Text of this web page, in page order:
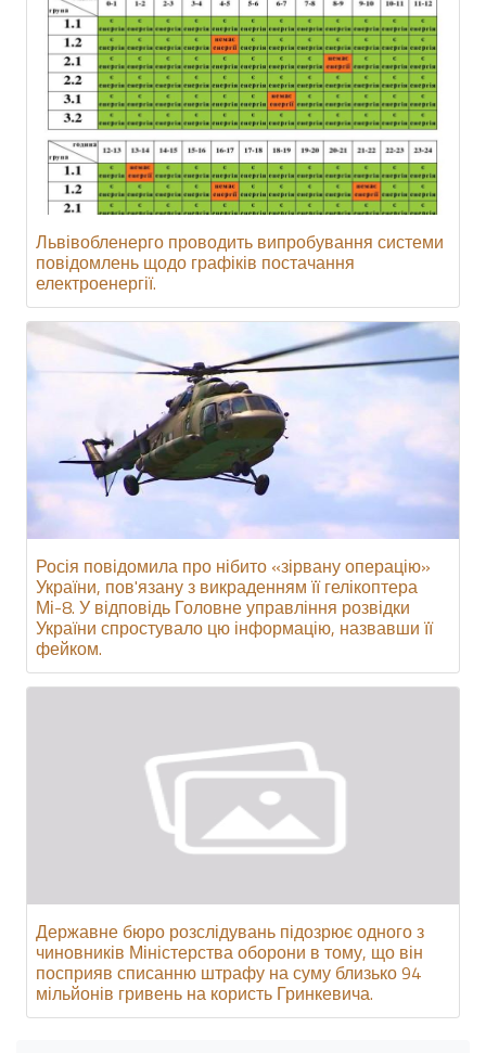
Львівобленерго проводить випробування системи
повідомлень щодо графіків постачання
електроенергії.
Росія повідомила про нібито «зірвану операцію»
України, пов'язану з викраденням її гелікоптера
Мі-8. У відповідь Головне управління розвідки
України спростувало цю інформацію, назвавши її
фейком.
Державне бюро розслідувань підозрює одного з
чиновників Міністерства оборони в тому, що він
посприяв списанню штрафу на суму близько 94
мільйонів гривень на користь Гринкевича.